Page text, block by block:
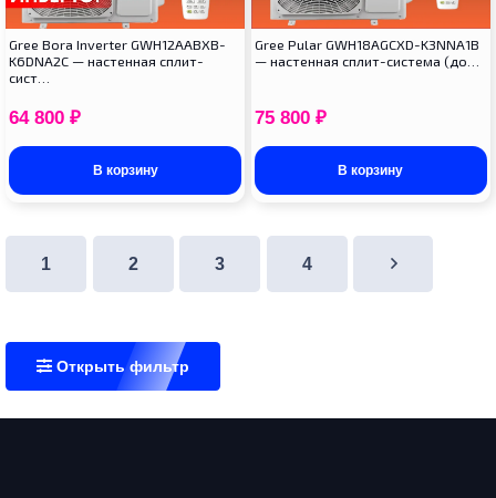
Gree Bora Inverter GWH12AABXB-
K6DNA2C — настенная сплит-
сист…
64 800 ₽
В корзину
Gree Pular GWH18AGCXD-K3NNA1B
— настенная сплит-система (до…
75 800 ₽
В корзину
1 2 3 4
Открыть фильтр